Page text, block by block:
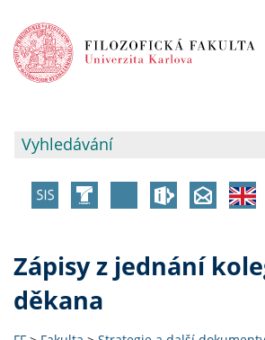
Zápisy z jednání
děkana